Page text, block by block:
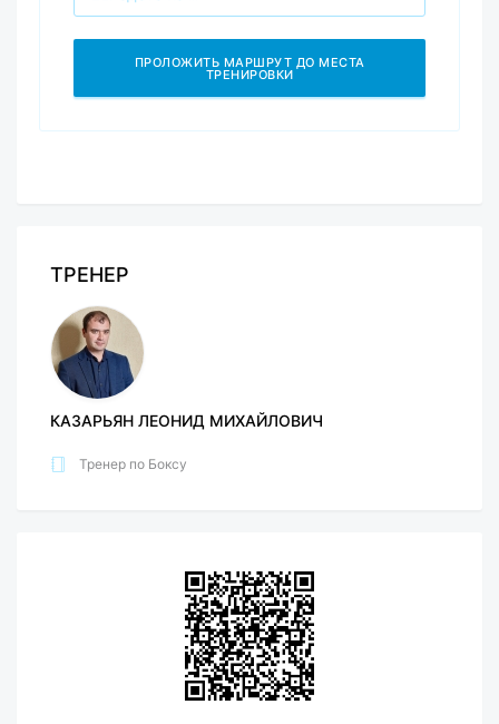
ТРЕНЕР
КАЗАРЬЯН ЛЕОНИД МИХАЙЛОВИЧ
Тренер по Боксу